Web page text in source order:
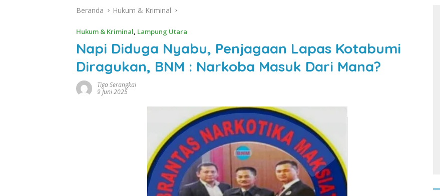
Beranda Hukum & Kriminal
Hukum & Kriminal, Lampung Utara
Napi Diduga Nyabu, Penjagaan Lapas Kotabumi
Diragukan, BNM : Narkoba Masuk Dari Mana?
Tiga Serangkai
9 Juni 2025